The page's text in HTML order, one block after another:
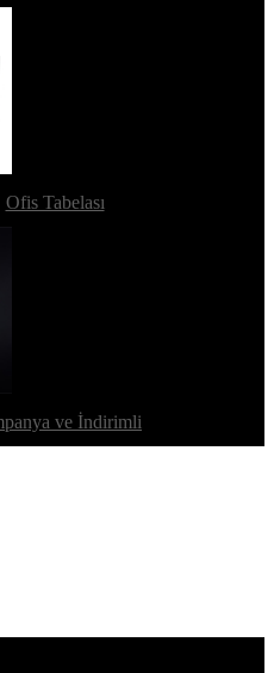
Ofis Tabelası
ve İndirimli